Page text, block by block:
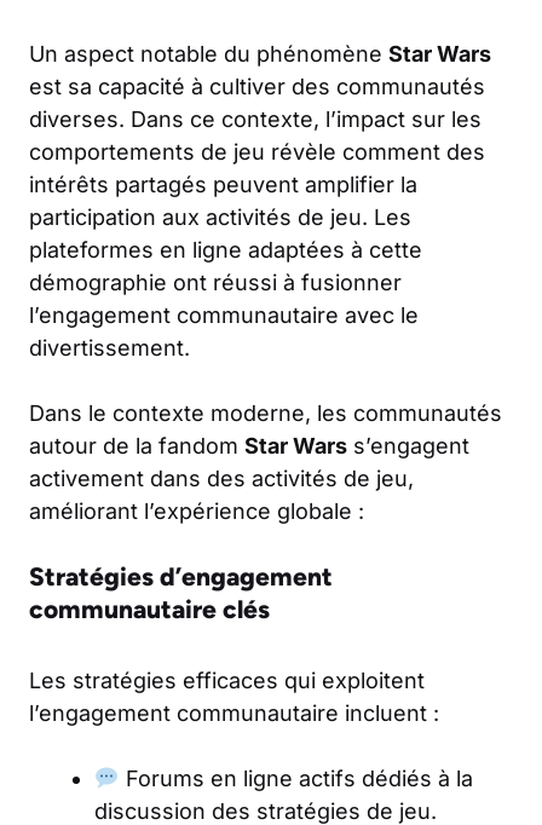
Un aspect notable du phénomène Star Wars
est sa capacité à cultiver des communautés
diverses. Dans ce contexte, l’impact sur les
comportements de jeu révèle comment des
intérêts partagés peuvent amplifier la
participation aux activités de jeu. Les
plateformes en ligne adaptées à cette
démographie ont réussi à fusionner
l’engagement communautaire avec le
divertissement.
Dans le contexte moderne, les communautés
autour de la fandom Star Wars s’engagent
activement dans des activités de jeu,
améliorant l’expérience globale :
Stratégies d’engagement
communautaire clés
Les stratégies efficaces qui exploitent
l’engagement communautaire incluent :
Forums en ligne actifs dédiés à la
discussion des stratégies de jeu.